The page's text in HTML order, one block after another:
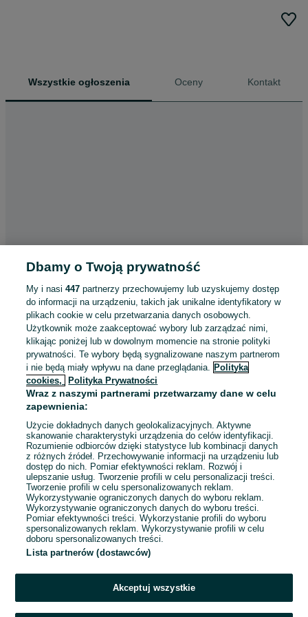
Wszystkie ogłoszenia Oceny Kontakt
Dbamy o Twoją prywatność
My i nasi447 partnerzy przechowujemy lub uzyskujemy dostęp
do informacji na urządzeniu, takich jak unikalne identyfikatory w
plikach cookie w celu przetwarzania danych osobowych.
Użytkownik może zaakceptować wybory lub zarządzać nimi,
klikając poniżej lub w dowolnym momencie na stronie polityki
prywatności. Te wybory będą sygnalizowane naszym partnerom
i nie będą miały wpływu na dane przeglądania. Polityka
cookies,
Polityka Prywatności
Wraz z naszymi partnerami przetwarzamy dane w celu
zapewnienia:
Użycie dokładnych danych geolokalizacyjnych. Aktywne
skanowanie charakterystyki urządzenia do celów identyfikacji.
Rozumienie odbiorców dzięki statystyce lub kombinacji danych
z różnych źródeł. Przechowywanie informacji na urządzeniu lub
dostęp do nich. Pomiar efektywności reklam. Rozwój i
ulepszanie usług. Tworzenie profili w celu personalizacji treści.
Tworzenie profili w celu spersonalizowanych reklam.
Wykorzystywanie ograniczonych danych do wyboru reklam.
Wykorzystywanie ograniczonych danych do wyboru treści.
Pomiar efektywności treści. Wykorzystanie profili do wyboru
spersonalizowanych reklam. Wykorzystywanie profili w celu
doboru spersonalizowanych treści.
Lista partnerów (dostawców)
Akceptuj wszystkie